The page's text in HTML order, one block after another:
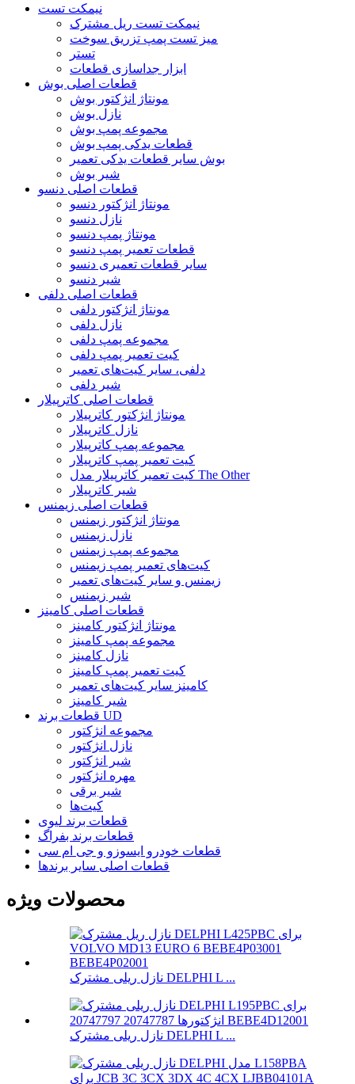
نیمکت تست
نیمکت تست ریل مشترک
میز تست پمپ تزریق سوخت
تستر
ابزار جداسازی قطعات
قطعات اصلی بوش
مونتاژ انژکتور بوش
نازل بوش
مجموعه پمپ بوش
قطعات یدکی پمپ بوش
بوش سایر قطعات یدکی تعمیر
شیر بوش
قطعات اصلی دنسو
مونتاژ انژکتور دنسو
نازل دنسو
مونتاژ پمپ دنسو
قطعات تعمیر پمپ دنسو
سایر قطعات تعمیری دنسو
شیر دنسو
قطعات اصلی دلفی
مونتاژ انژکتور دلفی
نازل دلفی
مجموعه پمپ دلفی
کیت تعمیر پمپ دلفی
دلفی، سایر کیت‌های تعمیر
شیر دلفی
قطعات اصلی کاترپیلار
مونتاژ انژکتور کاترپیلار
نازل کاترپیلار
مجموعه پمپ کاترپیلار
کیت تعمیر پمپ کاترپیلار
کیت تعمیر کاترپیلار مدل The Other
شیر کاترپیلار
قطعات اصلی زیمنس
مونتاژ انژکتور زیمنس
نازل زیمنس
مجموعه پمپ زیمنس
کیت‌های تعمیر پمپ زیمنس
زیمنس و سایر کیت‌های تعمیر
شیر زیمنس
قطعات اصلی کامینز
مونتاژ انژکتور کامینز
مجموعه پمپ کامینز
نازل کامینز
کیت تعمیر پمپ کامینز
کامینز سایر کیت‌های تعمیر
شیر کامینز
قطعات برند UD
مجموعه انژکتور
نازل انژکتور
شیر انژکتور
مهره انژکتور
شیر برقی
کیت‌ها
قطعات برند لیوی
قطعات برند بفراگ
قطعات خودرو ایسوزو و جی ام سی
قطعات اصلی سایر برندها
محصولات ویژه
نازل ریلی مشترک DELPHI L ...
نازل ریلی مشترک DELPHI L ...